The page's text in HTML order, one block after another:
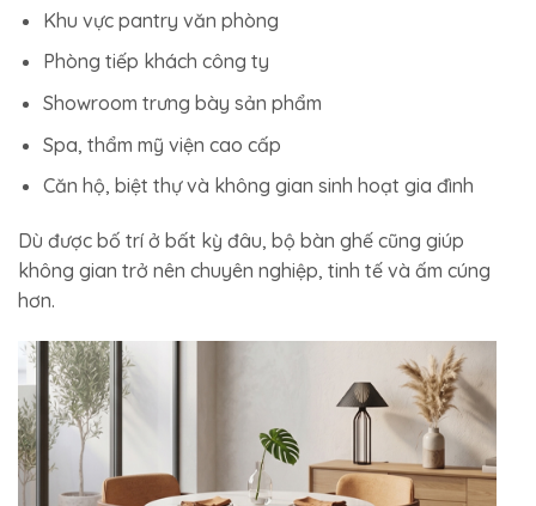
Khu vực pantry văn phòng
Phòng tiếp khách công ty
Showroom trưng bày sản phẩm
Spa, thẩm mỹ viện cao cấp
Căn hộ, biệt thự và không gian sinh hoạt gia đình
Dù được bố trí ở bất kỳ đâu, bộ bàn ghế cũng giúp
không gian trở nên chuyên nghiệp, tinh tế và ấm cúng
hơn.